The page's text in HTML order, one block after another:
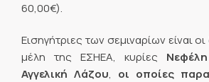
60,00€).
Εισηγήτριες των σεμιναρίων είναι
μέλη της ΕΣΗΕΑ, κυρίες
Αγγελική Λάζου, οι οποίες